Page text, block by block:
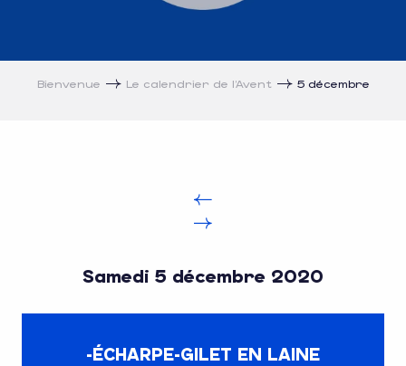
Bienvenue Le calendrier de l’Avent 5 décembre
Samedi 5 décembre 2020
-ÉCHARPE-GILET EN LAINE